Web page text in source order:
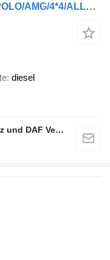
Mercedes-Benz V 300d MARCO POLO/AMG/4*4/ALLRAD/AIRMATIC/MBUX/D
diesel
Riess GmbH & Co. KG Mercedes-Benz und DAF Vertragspartner